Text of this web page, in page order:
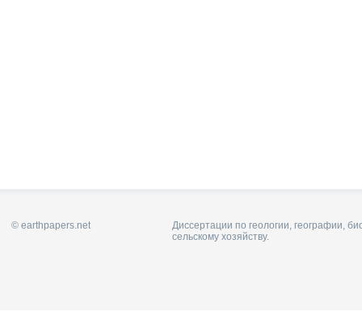
© earthpapers.net
Диссертации по геологии, географии,
сельскому хозяйству.